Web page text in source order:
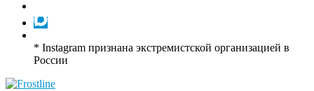
* Instagram признана экстремистской организацией в
России